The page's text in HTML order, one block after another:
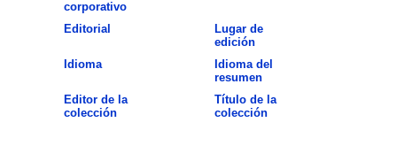
corporativo
Editorial
Lugar de
edición
Idioma
Idioma del
resumen
Editor de la
colección
Título de la
colección